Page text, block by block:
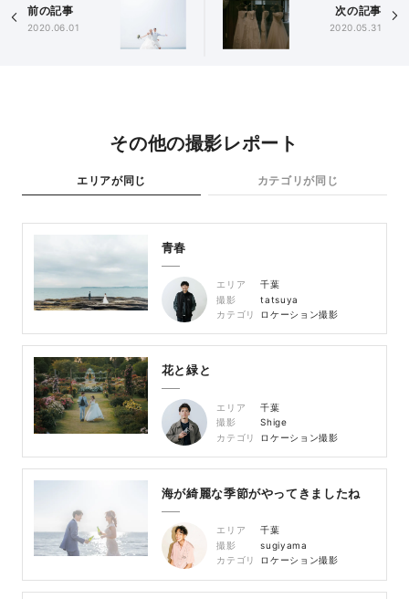
前の記事
2020.06.01
次の記事
2020.05.31
その他の撮影レポート
エリアが同じ カテゴリが同じ
青春
エリア
千葉
撮影
tatsuya
カテゴリ
ロケーション撮影
花と緑と
エリア
千葉
撮影
Shige
カテゴリ
ロケーション撮影
海が綺麗な季節がやってきましたね
エリア
千葉
撮影
sugiyama
カテゴリ
ロケーション撮影